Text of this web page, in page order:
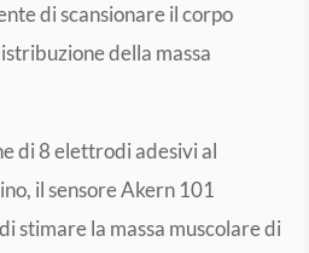
di scansionare il corpo
della massa
di 8 elettrodi adesivi al
il sensore Akern 101
stimare la massa muscolare di